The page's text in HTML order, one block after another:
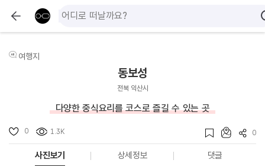
여행지
동보성
전북 익산시
다양한 중식요리를 코스로 즐길 수 있는 곳
0 1.3K 0
사진보기 상세정보 댓글